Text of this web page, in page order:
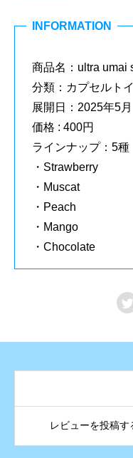
INFORMATION
商品名：ultra umai
分類：カプセルトイ
展開日：2025年5月
価格 : 400円
ラインナップ：5種
・Strawberry
・Muscat
・Peach
・Mango
・Chocolate

レビューを投稿す